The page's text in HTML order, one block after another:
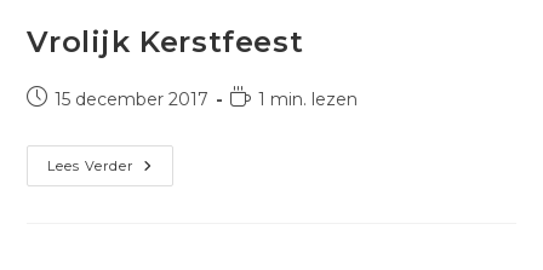
Vrolijk Kerstfeest
Bericht
op:
15 december 2017 Leestijd:
1 min. lezen
Lees Verder Vrolijk
Kerstfeest